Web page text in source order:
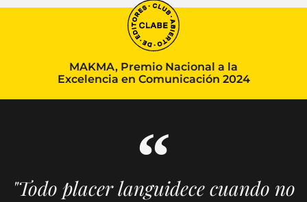
MAKMA, Premio Nacional a la
Excelencia en Comunicación 2024
"Todo placer languidece cuando no